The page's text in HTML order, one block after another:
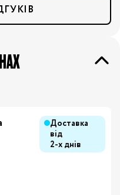
Доставка
від
2-х днів